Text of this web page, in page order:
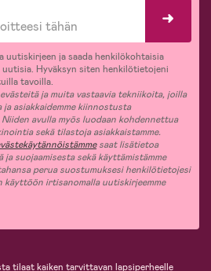
uutiskirjeen ja saada henkilökohtaisia
Hyväksyn siten henkilötietojeni
tavoilla.
ja muita vastaavia tekniikoita, joilla
asiakkaidemme kiinnostusta
avulla myös luodaan kohdennettua
sekä tilastoja asiakkaistamme.
saat lisätietoa
suojaamisesta sekä käyttämistämme
perua suostumuksesi henkilötietojesi
käyttöön irtisanomalla uutiskirjeemme
tilaat kaiken tarvittavan lapsiperheelle